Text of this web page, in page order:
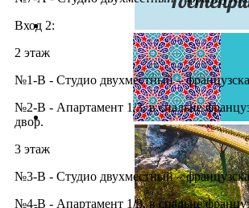
Вход 2:
2 этаж
№1-В - Студио двухместный –
№2-В - Апартамент 1/3, в спальне
двор.
3 этаж
№3-В - Студио двухместный –
№4-В - Апартамент 1/3, в спальне